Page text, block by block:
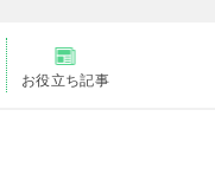
お役立ち記事